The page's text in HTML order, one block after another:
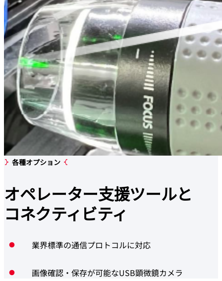
各種オプション
オペレーター支援ツールと
コネクティビティ
業界標準の通信プロトコルに対応
画像確認・保存が可能なUSB顕微鏡カメラ